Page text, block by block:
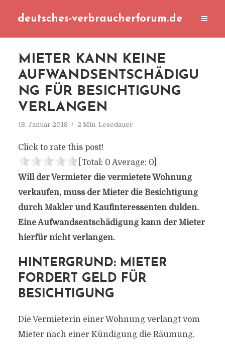
deutsches-verbraucherforum.de
MIETER KANN KEINE
AUFWANDSENTSCHÄDIGU
NG FÜR BESICHTIGUNG
VERLANGEN
18. Januar 2018 2 Min. Lesedauer
Click to rate this post!
[Total: 0 Average: 0]
Will der Vermieter die vermietete Wohnung
verkaufen, muss der Mieter die Besichtigung
durch Makler und Kaufinteressenten dulden.
Eine Aufwandsentschädigung kann der Mieter
hierfür nicht verlangen.
HINTERGRUND: MIETER
FORDERT GELD FÜR
BESICHTIGUNG
Die Vermieterin einer Wohnung verlangt vom
Mieter nach einer Kündigung die Räumung.